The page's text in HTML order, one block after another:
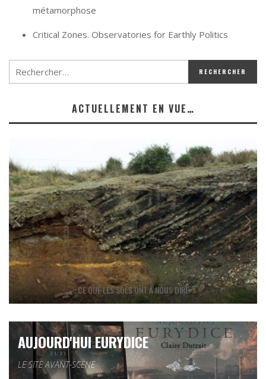
métamorphose
Critical Zones. Observatories for Earthly Politics
ACTUELLEMENT EN VUE…
CE QUE LES SOLS ONT À NOUS DIRE
AUJOURD'HUI EURYDICE
LE SITE AVANT-SCÈNE